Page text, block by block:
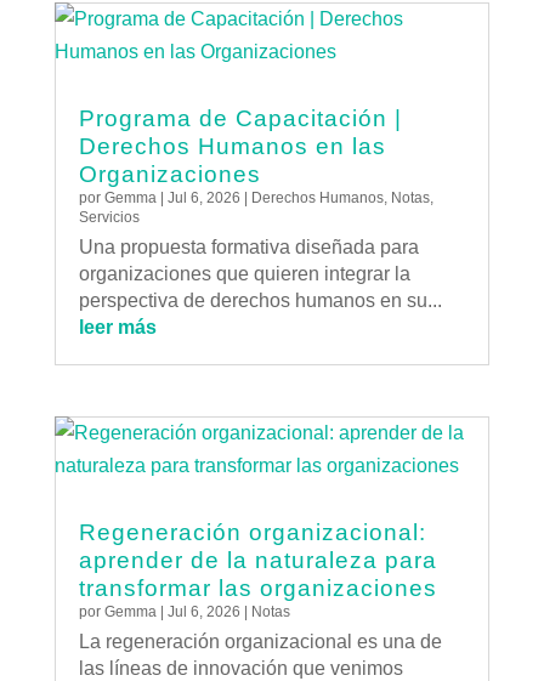
Programa de Capacitación |
Derechos Humanos en las
Organizaciones
por Gemma| Jul 6, 2026 Derechos Humanos, Notas,
Servicios
Una propuesta formativa diseñada para
organizaciones que quieren integrar la
perspectiva de derechos humanos en su...
leer más
Regeneración organizacional:
aprender de la naturaleza para
transformar las organizaciones
por Gemma | Jul 6, 2026 | Notas
La regeneración organizacional es una de
las líneas de innovación que venimos